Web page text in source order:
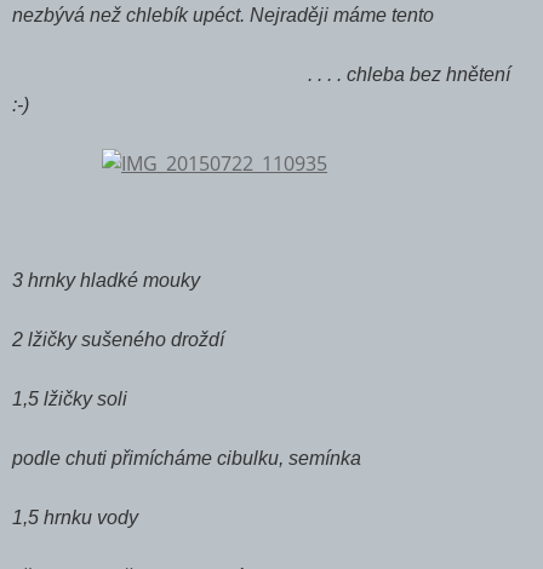
nezbývá než chlebík upéct. Nejraději máme tento
. . . . chleba bez hnětení
:-)
3 hrnky hladké mouky
2 lžičky sušeného droždí
1,5 lžičky soli
podle chuti přimícháme cibulku, semínka
1,5 hrnku vody